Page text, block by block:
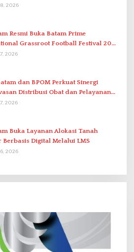
2026
Resmi Buka Batam Prime
Grassroot Football Festival 2026
Temenggung Abdul Jamal
2026
dan BPOM Perkuat Sinergi
Distribusi Obat dan Pelayanan
2026
Buka Layanan Alokasi Tanah
Berbasis Digital Melalui LMS
2026